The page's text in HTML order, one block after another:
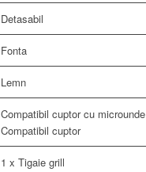
Detasabil
Fonta
Lemn
Compatibil cuptor cu microunde
Compatibil cuptor
1 x Tigaie grill